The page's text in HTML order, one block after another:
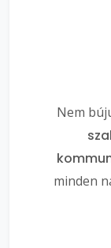
Nem
minden